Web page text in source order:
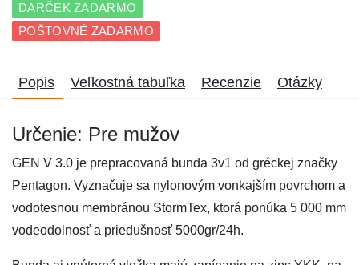
DARČEK ZADARMO
POŠTOVNÉ ZADARMO
Popis Veľkostná tabuľka Recenzie Otázky
Určenie: Pre mužov
GEN V 3.0 je prepracovaná bunda 3v1 od gréckej značky
Pentagon. Vyznačuje sa nylonovým vonkajším povrchom a
vodotesnou membránou StormTex, ktorá ponúka 5 000 mm
vodeodolnosť a priedušnosť 5000gr/24h.